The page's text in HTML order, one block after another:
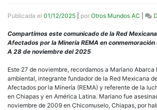
Publicada el 01/12/2025 por Otros Mundos AC
Compartimos este comunicado de la Red
Afectados por la Minería REMA en
A 28 de noviembre del 2025
Este 27 de noviembre, recordamos a Mariano Abarca
ambiental, integrante fundador de la Red Mexicana
Afectados por la Minería (REMA) y referente de la
en Chiapas y en América Latina. Mariano fue
noviembre de 2009 en Chicomuselo, Chiapas, por